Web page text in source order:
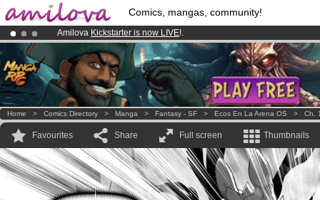
Comics, mangas, community!
Amilova Kickstarter is now LIVE!.
Already 100000membersand 1000comics & mangas!.
Premium membership from3.95 euros per month !Get membership
Home > Comics Directory > Manga > Fantasy - SF > Ecos En La Arena OS > Ch.
Favourites Share Full screen Thumbnails